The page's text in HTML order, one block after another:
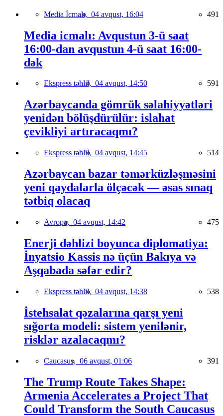
Media İcmalı, 04 avqust, 16:04 491
Media icmalı: Avqustun 3-ü saat
16:00-dan avqustun 4-ü saat 16:00-
dək
Ekspress təhlil, 04 avqust, 14:50 591
Azərbaycanda gömrük səlahiyyətləri
yenidən bölüşdürülür: islahat
çevikliyi artıracaqmı?
Ekspress təhlil, 04 avqust, 14:45 514
Azərbaycan bazar təmərküzləşməsini
yeni qaydalarla ölçəcək — əsas sınaq
tətbiq olacaq
Avropa, 04 avqust, 14:42 475
Enerji dəhlizi boyunca diplomatiya:
İnyatsio Kassis nə üçün Bakıya və
Aşqabada səfər edir?
Ekspress təhlil, 04 avqust, 14:38 538
İstehsalat qəzalarına qarşı yeni
sığorta modeli: sistem yenilənir,
risklər azalacaqmı?
Caucasus, 06 avqust, 01:06 391
The Trump Route Takes Shape:
Armenia Accelerates a Project That
Could Transform the South Caucasus